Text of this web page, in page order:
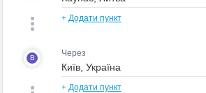
+ Додати пункт
B Через
+ Додати пункт